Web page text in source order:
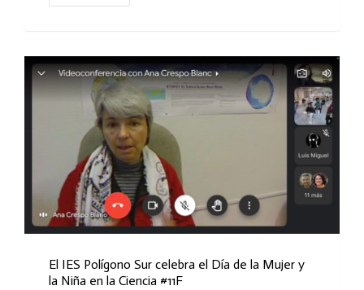
El IES Polígono Sur celebra el Día de la Mujer y
la Niña en la Ciencia #11F